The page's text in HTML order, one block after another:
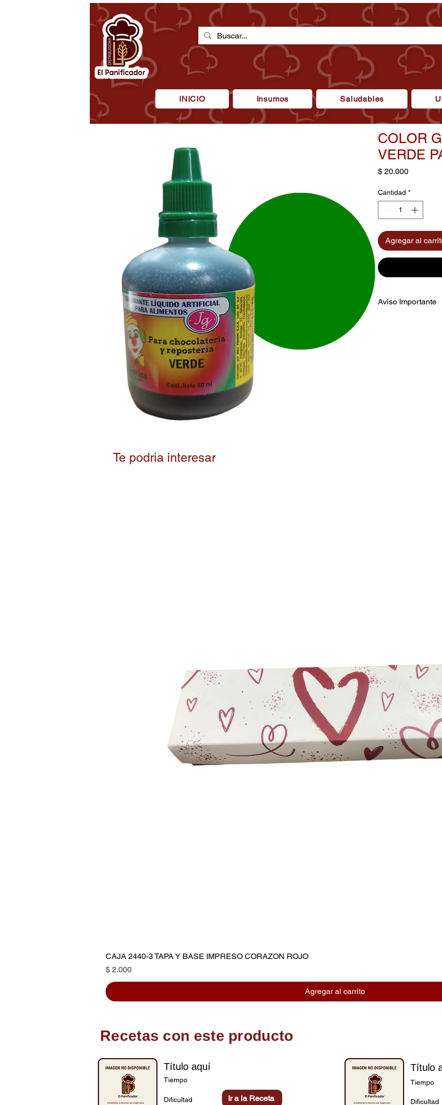
INICIO Insumos Saludables
COLOR
VERDE
$ 20.000Precio
Cantidad *
Agregar al
Aviso Importante
Te podria interesar
CAJA 2440-3 TAPA Y BASE IMPRESO CORAZON ROJO
Precio
$ 2.000
Agregar al carrito
Recetas con este producto
Título aquí
Tiempo
Ir a la Receta
Dificultad
Título
Tiempo
Dificultad